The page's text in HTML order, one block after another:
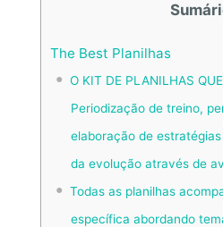
The Best Planilhas
O KIT DE PLANILHAS
Periodização de treino,
elaboração de
da evolução através de
Todas as planilhas
específica abordando